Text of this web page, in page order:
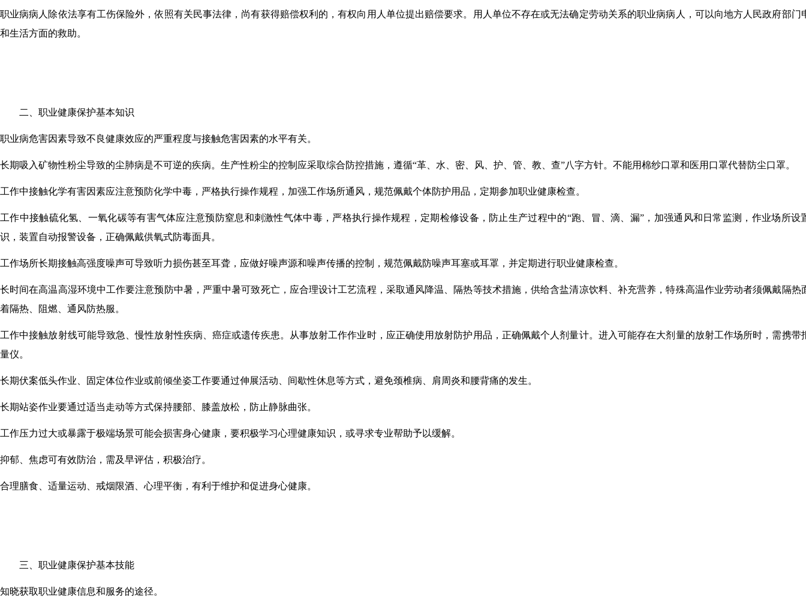
职业病病人除依法享有工伤保险外，依照有关民事法律，尚有获得赔偿权利的，有权向用人单位提出赔偿要求。用人单位不存在或无法确定劳动关系的职业病病人，可以向地方人民政府部门
和生活方面的救助。
二、职业健康保护基本知识
职业病危害因素导致不良健康效应的严重程度与接触危害因素的水平有关。
长期吸入矿物性粉尘导致的尘肺病是不可逆的疾病。 生产性粉尘的控制应采取综合防控措施，遵循“革、水、密、风、护、管、教、查”八字方针。不能用棉纱口罩和医用口罩代替防尘口罩。
工作中接触化学有害因素应注意预防化学中毒，严格执行操作规程，加强工作场所通风，规范佩戴个体防护用品，定期参加职业健康检查。
工作中接触硫化氢、一氧化碳等有害气体应注意预防窒息和刺激性气体中毒，严格执行操作规程，定期检修设备，防止生产过程中的“跑、冒、滴、漏” ，加强通风和日常监测，作业场所设
识，装置自动报警设备，正确佩戴供氧式防毒面具。
工作场所长期接触高强度噪声可导致听力损伤甚至耳聋，应做好噪声源和噪声传播的控制，规范佩戴防噪声耳塞或耳罩，并定期进行职业健康检查。
长时间在高温高湿环境中工作要注意预防中暑，严重中暑可致死亡，应合理设计工艺流程，采取通风降温、隔热等技术措施，供给含盐清凉饮料、补充营养，特殊高温作业劳动者须佩戴隔热
着隔热、阻燃、通风防热服。
工作中接触放射线可能导致急、慢性放射性疾病、癌症或遗传疾患。从事放射工作作业时，应正确使用放射防护用品，正确佩戴个人剂量计。进入可能存在大剂量的放射工作场所时，需携带
量仪。
长期伏案低头作业、固定体位作业或前倾坐姿工作要通过伸展活动、间歇性休息等方式，避免颈椎病、肩周炎和腰背痛的发生。
长期站姿作业要通过适当走动等方式保持腰部、膝盖放松，防止静脉曲张。
工作压力过大或暴露于极端场景可能会损害身心健康，要积极学习心理健康知识，或寻求专业帮助予以缓解。
抑郁、焦虑可有效防治，需及早评估，积极治疗。
合理膳食、适量运动、戒烟限酒、心理平衡，有利于维护和促进身心健康。
三、职业健康保护基本技能
知晓获取职业健康信息和服务的途径。